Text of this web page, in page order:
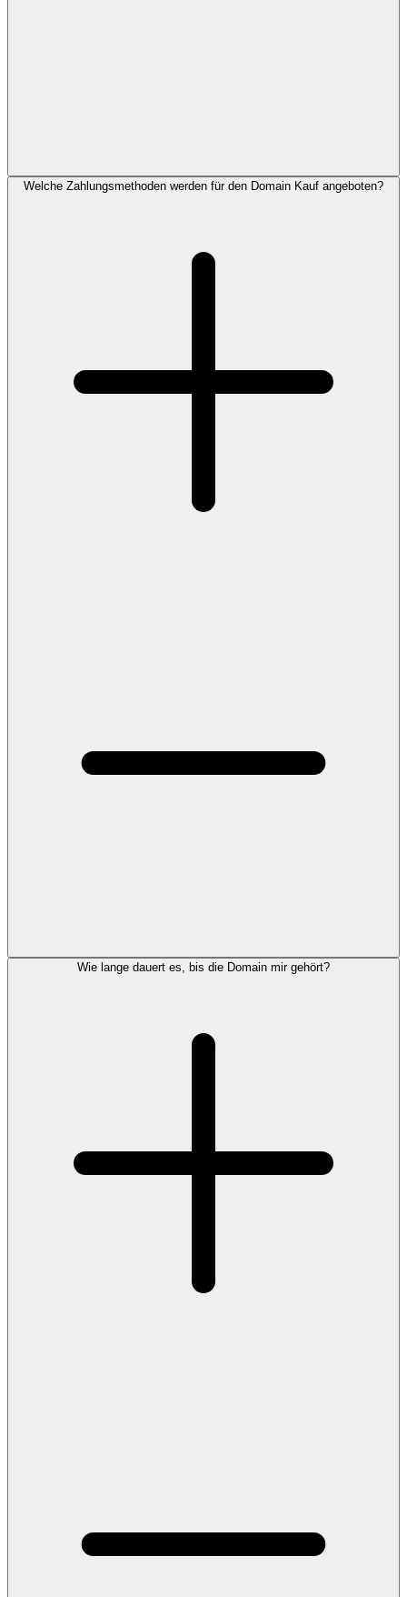
Welche Zahlungsmethoden werden für den Domain Kauf angeboten?
Wie lange dauert es, bis die Domain mir gehört?